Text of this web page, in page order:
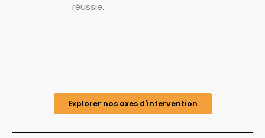
réussie.
Explorer nos axes d'intervention